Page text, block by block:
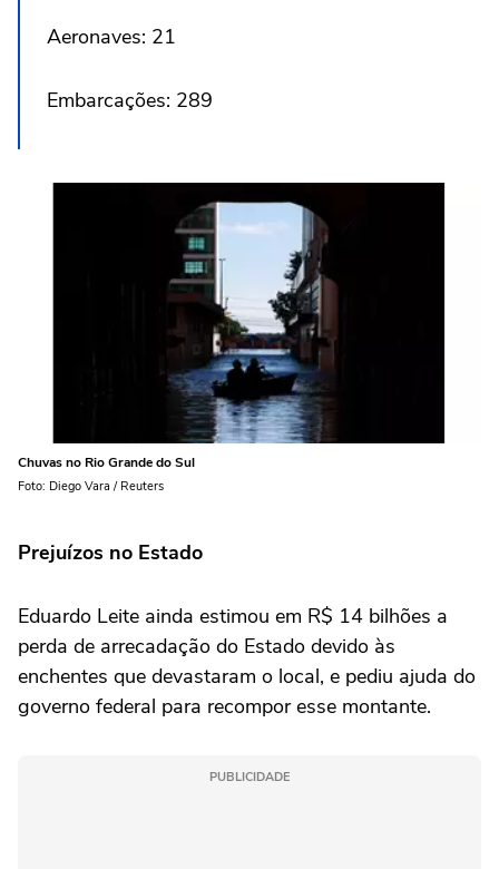
Aeronaves: 21
Embarcações: 289
Chuvas no Rio Grande do Sul
Foto: Diego Vara / Reuters
Prejuízos no Estado
Eduardo Leite ainda estimou em R$ 14 bilhões a
perda de arrecadação do Estado devido às
enchentes que devastaram o local, e pediu ajuda do
governo federal para recompor esse montante.
PUBLICIDADE